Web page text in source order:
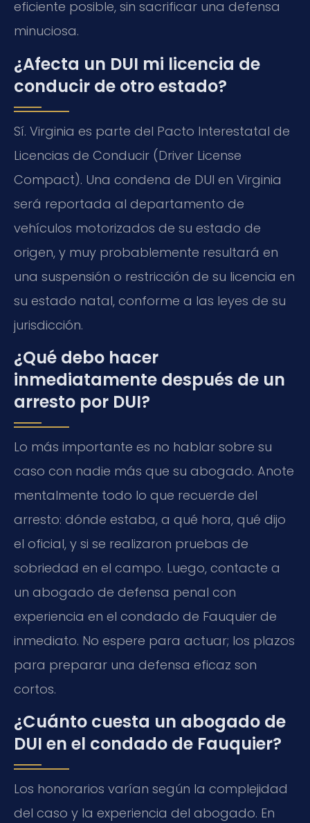
eficiente posible, sin sacrificar una defensa
minuciosa.
¿Afecta un DUI mi licencia de
conducir de otro estado?
Sí. Virginia es parte del Pacto Interestatal de
Licencias de Conducir (Driver License
Compact). Una condena de DUI en Virginia
será reportada al departamento de
vehículos motorizados de su estado de
origen, y muy probablemente resultará en
una suspensión o restricción de su licencia en
su estado natal, conforme a las leyes de su
jurisdicción.
¿Qué debo hacer
inmediatamente después de un
arresto por DUI?
Lo más importante es no hablar sobre su
caso con nadie más que su abogado. Anote
mentalmente todo lo que recuerde del
arresto: dónde estaba, a qué hora, qué dijo
el oficial, y si se realizaron pruebas de
sobriedad en el campo. Luego, contacte a
un abogado de defensa penal con
experiencia en el condado de Fauquier de
inmediato. No espere para actuar; los plazos
para preparar una defensa eficaz son
cortos.
¿Cuánto cuesta un abogado de
DUI en el condado de Fauquier?
Los honorarios varían según la complejidad
del caso y la experiencia del abogado. En